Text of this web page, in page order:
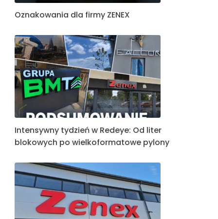
Oznakowania dla firmy ZENEX
Intensywny tydzień w Redeye: Od liter
blokowych po wielkoformatowe pylony